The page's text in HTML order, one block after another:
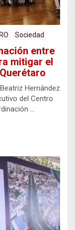
Sociedad
entre
mitigar el
Hernández
del Centro
…